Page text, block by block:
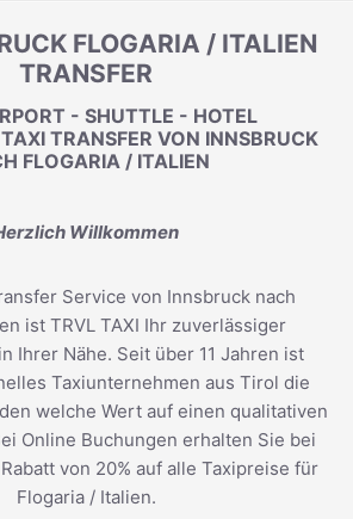
FLOGARIA / ITALIEN
TRANSFER
- SHUTTLE - HOTEL
TRANSFER VON INNSBRUCK
FLOGARIA / ITALIEN
Willkommen
Service von Innsbruck nach
ist TRVL TAXI Ihr zuverlässiger
Ihrer Nähe. Seit über 11 Jahren ist
Taxiunternehmen aus Tirol die
welche Wert auf einen qualitativen
Online Buchungen erhalten Sie bei
von 20% auf alle Taxipreise für
Flogaria / Italien.